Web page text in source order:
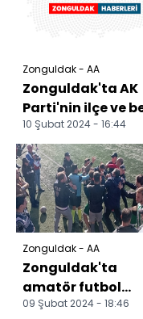
Zonguldak - AA
Zonguldak'ta AK
Parti'nin ilçe ve
belediye başkan
adayları tanıtıldı
10 Şubat 2024 - 16:44
Zonguldak - AA
Zonguldak'ta
amatör futbol
maçında arbede
09 Şubat 2024 - 18:46